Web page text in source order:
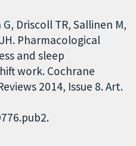
Driscoll TR, Sallinen M,
Pharmacological
and sleep
work. Cochrane
2014, Issue 8. Art.